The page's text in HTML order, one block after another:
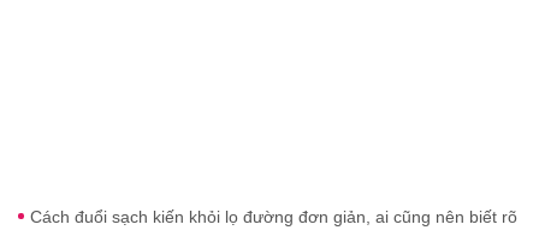
Cách đuổi sạch kiến khỏi lọ đường đơn giản, ai cũng nên biết rõ